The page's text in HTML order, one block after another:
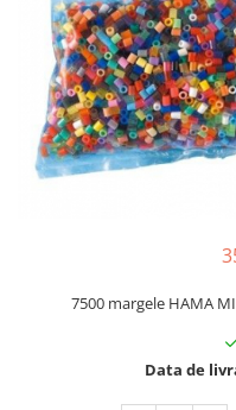
Biciclete Viking Explorer
Diverse
Triciclete
Camere Senzoriale
Amenajări camere
Echipamente camere
Instrumente muzicale
7500 margele HAMA
Data de